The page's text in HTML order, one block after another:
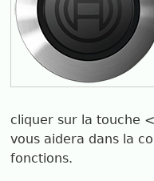
cliquer sur la touche
vous aidera dans la
fonctions.